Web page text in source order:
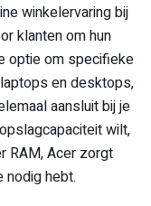
winkelervaring bij
klanten om hun
optie om specifieke
en desktops,
aansluit bij je
wilt,
RAM, Acer zorgt
nodig hebt.